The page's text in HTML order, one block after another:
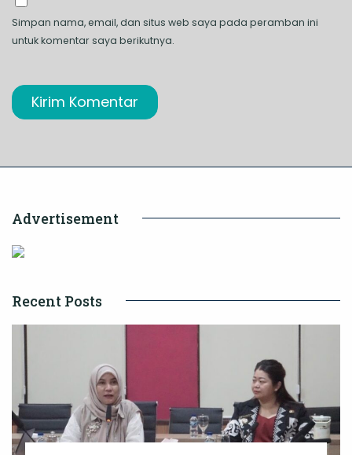
Simpan nama, email, dan situs web saya pada peramban ini
untuk komentar saya berikutnya.
Advertisement
Recent Posts